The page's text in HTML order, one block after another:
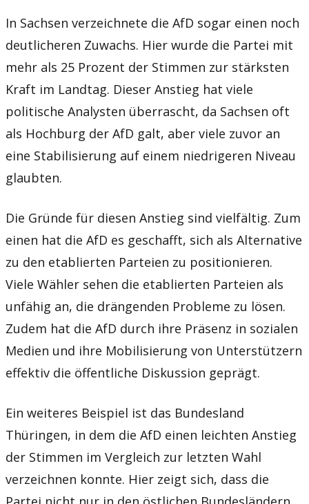
In Sachsen verzeichnete die AfD sogar einen noch
deutlicheren Zuwachs. Hier wurde die Partei mit
mehr als 25 Prozent der Stimmen zur stärksten
Kraft im Landtag. Dieser Anstieg hat viele
politische Analysten überrascht, da Sachsen oft
als Hochburg der AfD galt, aber viele zuvor an
eine Stabilisierung auf einem niedrigeren Niveau
glaubten.
Die Gründe für diesen Anstieg sind vielfältig. Zum
einen hat die AfD es geschafft, sich als Alternative
zu den etablierten Parteien zu positionieren.
Viele Wähler sehen die etablierten Parteien als
unfähig an, die drängenden Probleme zu lösen.
Zudem hat die AfD durch ihre Präsenz in sozialen
Medien und ihre Mobilisierung von Unterstützern
effektiv die öffentliche Diskussion geprägt.
Ein weiteres Beispiel ist das Bundesland
Thüringen, in dem die AfD einen leichten Anstieg
der Stimmen im Vergleich zur letzten Wahl
verzeichnen konnte. Hier zeigt sich, dass die